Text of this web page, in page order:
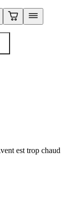
est trop chaud